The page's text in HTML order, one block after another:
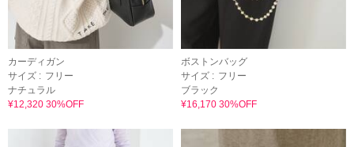
カーディガン
サイズ : フリー
ナチュラル
¥12,320 30%OFF
ボストンバッグ
サイズ : フリー
ブラック
¥16,170 30%OFF